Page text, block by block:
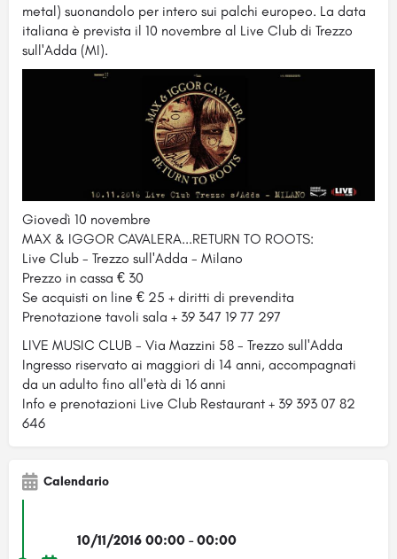
metal) suonandolo per intero sui palchi europeo. La data
italiana è prevista il 10 novembre al Live Club di Trezzo
sull'Adda (MI).
Giovedì 10 novembre
MAX & IGGOR CAVALERA...RETURN TO ROOTS:
Live Club - Trezzo sull'Adda - Milano
Prezzo in cassa € 30
Se acquisti on line € 25 + diritti di prevendita
Prenotazione tavoli sala + 39 347 19 77 297
LIVE MUSIC CLUB - Via Mazzini 58 - Trezzo sull'Adda
Ingresso riservato ai maggiori di 14 anni, accompagnati
da un adulto fino all'età di 16 anni
Info e prenotazioni Live Club Restaurant + 39 393 07 82
646
Calendario
10/11/2016 00:00 - 00:00